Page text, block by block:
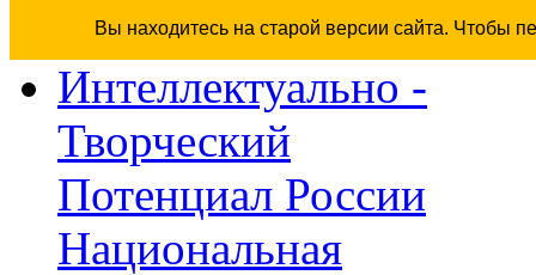
Вы находитесь на старой версии сайта. Чтобы
Интеллектуально -
Творческий
Потенциал России
Национальная